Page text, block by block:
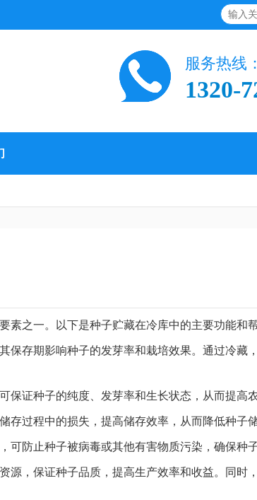
服务热线：
1320-
之一。以下是种子贮藏在冷库中的主要功能和帮
保存期影响种子的发芽率和栽培效果。通过冷藏
证种子的纯度、发芽率和生长状态，从而提高
过程中的损失，提高储存效率，从而降低种子储
防止种子被病毒或其他有害物质污染，确保种子
源，保证种子品质，提高生产效率和收益。同时